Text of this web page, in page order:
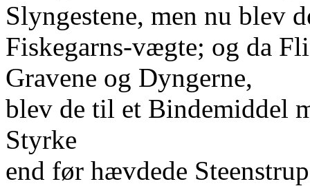
Slyngestene, men nu blev
Fiskegarns-vægte; og da
Gravene og Dyngerne,
blev de til et Bindemiddel
Styrke
end før hævdede